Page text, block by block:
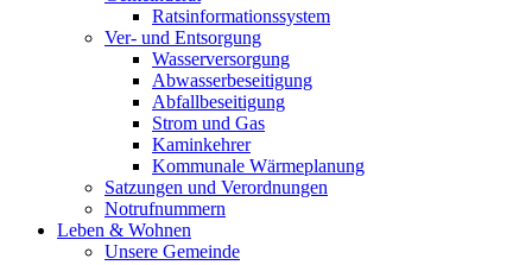
Ratsinformationssystem
Ver- und Entsorgung
Wasserversorgung
Abwasserbeseitigung
Abfallbeseitigung
Strom und Gas
Kaminkehrer
Kommunale Wärmeplanung
Satzungen und Verordnungen
Notrufnummern
Leben & Wohnen
Unsere Gemeinde